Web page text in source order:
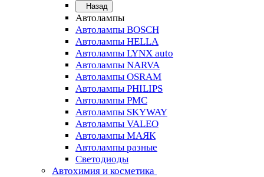
Назад
Автолампы
Автолампы BOSCH
Автолампы HELLA
Автолампы LYNX auto
Автолампы NARVA
Автолампы OSRAM
Автолампы PHILIPS
Автолампы PMC
Автолампы SKYWAY
Автолампы VALEO
Автолампы МАЯК
Автолампы разные
Светодиоды
Автохимия и косметика